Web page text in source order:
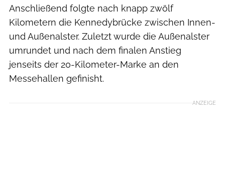
Anschließend folgte nach knapp zwölf
Kilometern die Kennedybrücke zwischen Innen-
und Außenalster. Zuletzt wurde die Außenalster
umrundet und nach dem finalen Anstieg
jenseits der 20-Kilometer-Marke an den
Messehallen gefinisht.
ANZEIGE